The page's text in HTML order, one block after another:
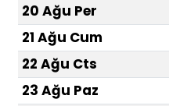
20 Ağu Per
21 Ağu Cum
22 Ağu Cts
23 Ağu Paz